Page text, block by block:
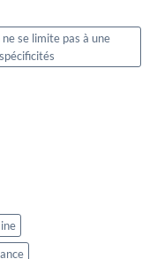
se limite pas à une